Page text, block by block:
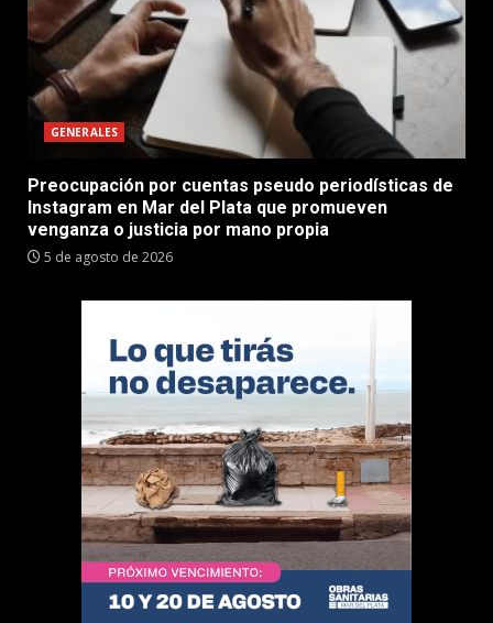
GENERALES
Preocupación por cuentas pseudo periodísticas de
Instagram en Mar del Plata que promueven
venganza o justicia por mano propia
5 de agosto de 2026